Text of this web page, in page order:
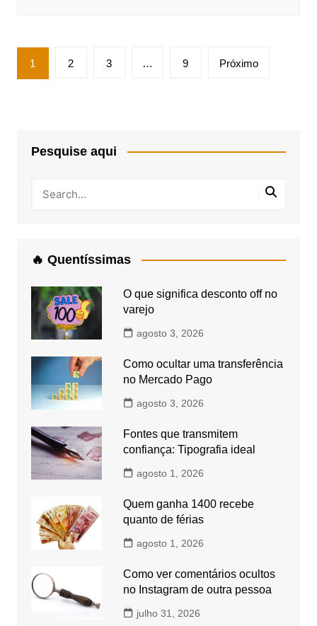
Paginação
de
1 2 3 … 9 Próximo
Pesquise aqui
🔥 Quentíssimas
O que significa desconto off no
varejo
agosto 3, 2026
Como ocultar uma transferência
no Mercado Pago
agosto 3, 2026
Fontes que transmitem
confiança: Tipografia ideal
agosto 1, 2026
Quem ganha 1400 recebe
quanto de férias
agosto 1, 2026
Como ver comentários ocultos
no Instagram de outra pessoa
julho 31, 2026